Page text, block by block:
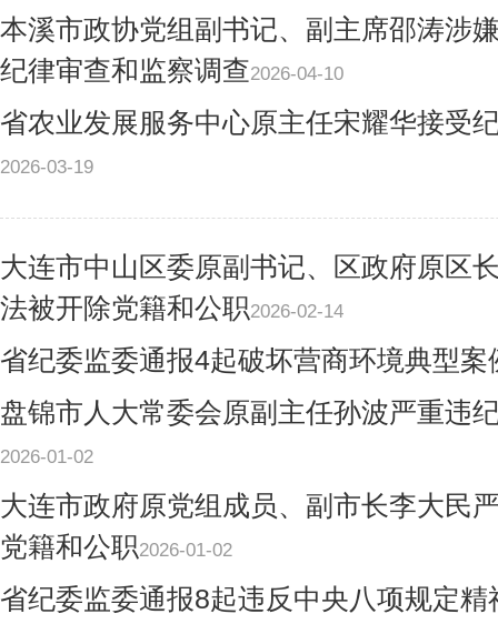
本溪市政协党组副书记、副主席邵涛涉
纪律审查和监察调查2026-04-10
省农业发展服务中心原主任宋耀华接受
2026-03-19
大连市中山区委原副书记、区政府原区
法被开除党籍和公职2026-02-14
省纪委监委通报4起破坏营商环境典型案
盘锦市人大常委会原副主任孙波严重违
2026-01-02
大连市政府原党组成员、副市长李大民
党籍和公职2026-01-02
省纪委监委通报8起违反中央八项规定精